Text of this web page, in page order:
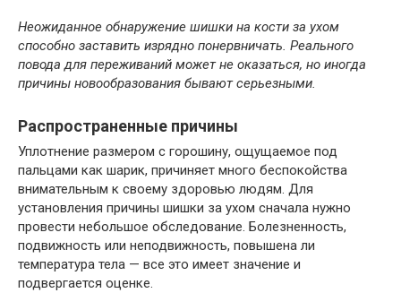
Неожиданное обнаружение шишки на кости за ухом
способно заставить изрядно понервничать. Реального
повода для переживаний может не оказаться, но иногда
причины новообразования бывают серьезными.
Распространенные причины
Уплотнение размером с горошину, ощущаемое под
пальцами как шарик, причиняет много беспокойства
внимательным к своему здоровью людям. Для
установления причины шишки за ухом сначала нужно
провести небольшое обследование. Болезненность,
подвижность или неподвижность, повышена ли
температура тела — все это имеет значение и
подвергается оценке.